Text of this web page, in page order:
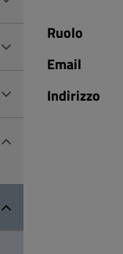
Ruolo
Email
Indirizzo